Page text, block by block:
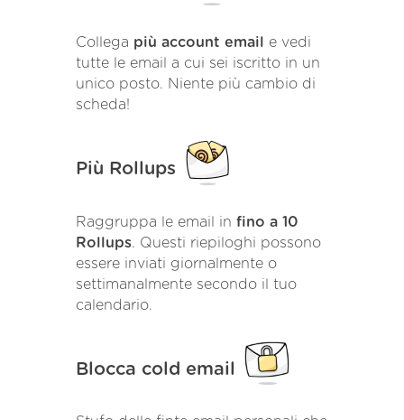
Collega più account email
e vedi
tutte le email a cui sei iscritto in un
unico posto. Niente più cambio di
scheda!
Più Rollups
Raggruppa le email in fino a 10
Rollups. Questi riepiloghi possono
essere inviati giornalmente o
settimanalmente secondo il tuo
calendario.
Blocca cold email